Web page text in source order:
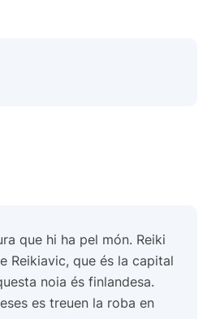
que hi ha pel món. Reiki
Reikiavic, que és la capital
noia és finlandesa.
es treuen la roba en